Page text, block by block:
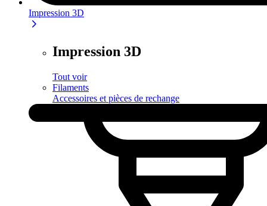
Impression 3D
Impression 3D
Tout voir
Filaments
Accessoires et pièces de rechange